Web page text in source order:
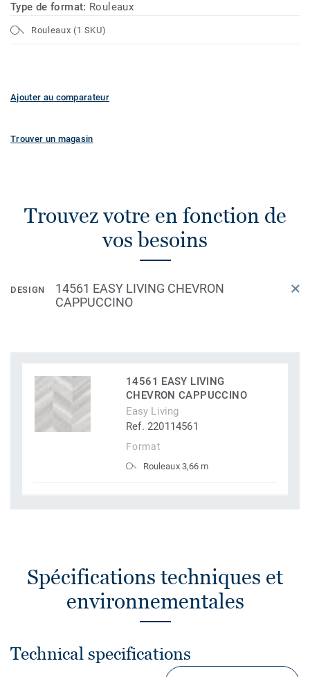
Type de format: Rouleaux
Rouleaux (1 SKU)
Ajouter au comparateur
Trouver un magasin
Trouvez votre en fonction de
vos besoins
DESIGN
14561 EASY LIVING CHEVRON
CAPPUCCINO
14561 EASY LIVING
CHEVRON CAPPUCCINO
Easy Living
Ref. 220114561
Format
Rouleaux 3,66 m
Spécifications techniques et
environnementales
Technical specifications